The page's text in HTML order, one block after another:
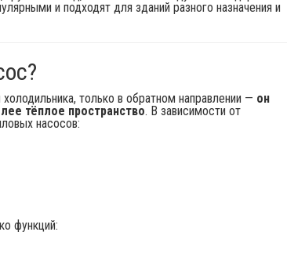
и подходят для зданий разного назначения и
только в обратном направлении — он
тёплое пространство. В зависимости от
насосов:
функций: